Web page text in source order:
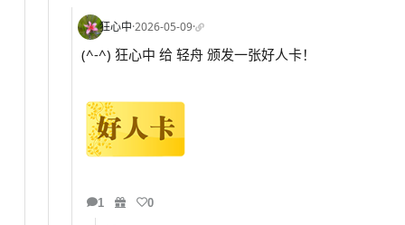
狂心中·2026-05-09·
(^-^) 狂心中 给 轻舟 颁发一张好人卡！
1 0